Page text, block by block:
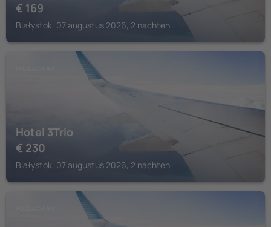
€ 169
Białystok, 07 augustus 2026, 2 nachten
Hotel 3Trio
€ 230
Białystok, 07 augustus 2026, 2 nachten